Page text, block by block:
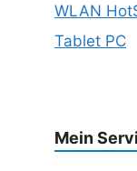
WLAN
Tablet PC
Mein